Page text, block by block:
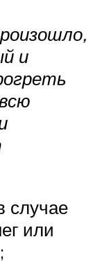
и
случае
или